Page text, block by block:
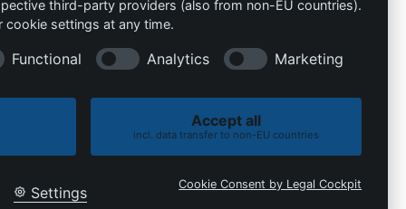
Wohlenbergstraße 6
30179 Hannover
Alemania
Política de cookies Política de privacidad
third-party providers (also from non-EU countries).
cookie settings at any time.
Functional Analytics Marketing
Accept all
incl. data transfer to non-EU countries
Settings Cookie Consent by Legal Cockpit